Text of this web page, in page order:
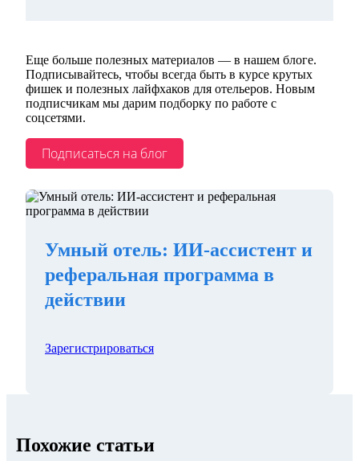
Еще больше полезных материалов — в нашем блоге.
Подписывайтесь, чтобы всегда быть в курсе крутых
фишек и полезных лайфхаков для отельеров. Новым
подписчикам мы дарим подборку по работе с
соцсетями.
Подписаться на блог
Умный отель: ИИ-ассистент и
реферальная программа в
действии
Зарегистрироваться
Похожие статьи